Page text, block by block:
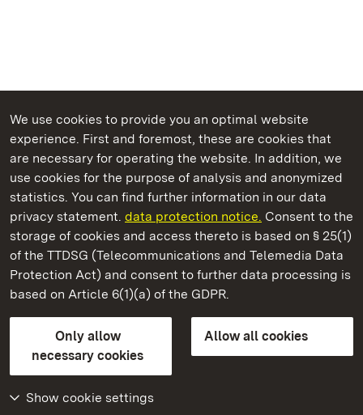
We use cookies to provide you an optimal website
experience. First and foremost, these are cookies that
are necessary for operating the website. In addition, we
use cookies for the purpose of analysis and anonymized
statistics. You can find further information in our data
privacy statement. data protection notice. Consent to the
storage of cookies and access thereto is based on § 25(1)
of the TTDSG (Telecommunications and Telemedia Data
Protection Act) and consent to further data processing is
based on Article 6(1)(a) of the GDPR.
Only allow
necessary cookies
Allow all cookies
Show cookie settings
State Palaces and Gardens of Baden-Wuerttemberg
Staatliche Schlösser und Gärten Baden‑Württemberg
State Palaces and Gardens of Baden-Wuerttemberg
Contact usFAQMasthead
Declaration on barrier-free access
BITV-konform (geprüfte Seiten)